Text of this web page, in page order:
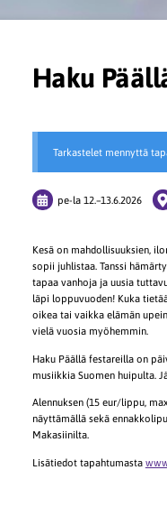
Haku
Tarkastelet mennyttä
pe-la12.–13.6.2026
Kesä on mahdollisuuksien,
sopii juhlistaa. Tanssi
tapaa vanhoja ja uusia
läpi loppuvuoden! Kuka
oikea tai vaikka elämän
vielä vuosia myöhemmin.
Haku Päällä festareilla on
musiikkia Suomen huipulta.
Alennuksen (15 eur/lippu,
näyttämällä sekä
Makasiinilta.
Lisätiedot tapahtumasta